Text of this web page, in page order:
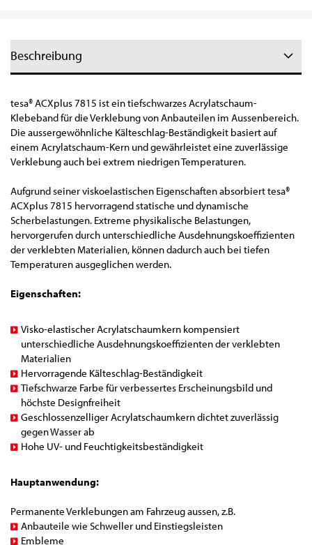
Beschreibung
tesa®ACXplus7815 ist ein tiefschwarzes Acrylatschaum-
Klebeband für die Verklebung von Anbauteilen im Aussenbereich.
Die aussergewöhnliche Kälteschlag-Beständigkeit basiert auf
einem Acrylatschaum-Kern und gewährleistet eine zuverlässige
Verklebung auch bei extrem niedrigen Temperaturen.
Aufgrund seiner viskoelastischen Eigenschaften absorbiert tesa®
ACXplus7815 hervorragend statische und dynamische
Scherbelastungen. Extreme physikalische Belastungen,
hervorgerufen durch unterschiedliche Ausdehnungskoeffizienten
der verklebten Materialien, können dadurch auch bei tiefen
Temperaturen ausgeglichen werden.
Eigenschaften:
Visko-elastischer Acrylatschaumkern kompensiert
unterschiedliche Ausdehnungskoeffizienten der verklebten
Materialien
Hervorragende Kälteschlag-Beständigkeit
Tiefschwarze Farbe für verbessertes Erscheinungsbild und
höchste Designfreiheit
Geschlossenzelliger Acrylatschaumkern dichtet zuverlässig
gegen Wasser ab
Hohe UV- und Feuchtigkeitsbeständigkeit
Hauptanwendung:
Permanente Verklebungen am Fahrzeug aussen, z.B.
Anbauteile wie Schweller und Einstiegsleisten
Embleme